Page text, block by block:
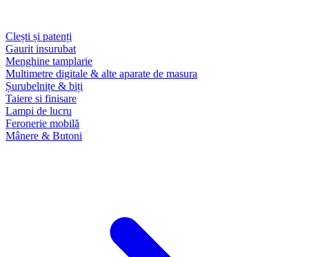
Clești și patenți
Gaurit insurubat
Menghine tamplarie
Multimetre digitale & alte aparate de masura
Șurubelnițe & biți
Taiere si finisare
Lampi de lucru
Feronerie mobilă
Mânere & Butoni